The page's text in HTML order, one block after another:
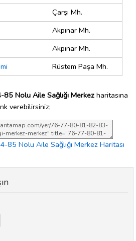
Çarşı Mh.
Akpınar Mh.
Akpınar Mh.
Rüstem Paşa Mh.
Nolu Aile Sağlığı Merkezharitasına
verebilirsiniz;
Nolu Aile Sağlığı Merkez Haritası